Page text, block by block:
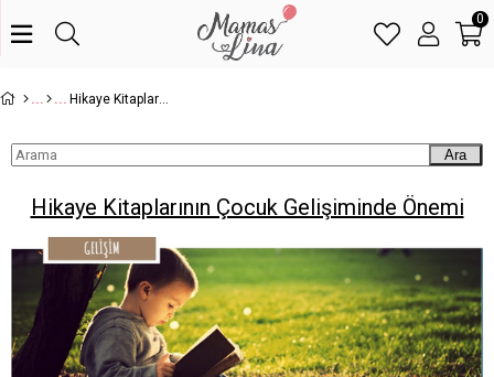
0
Hikaye Kitaplarının Çocuk Gelişiminde Önemi
Ara
Hikaye Kitaplarının Çocuk Gelişiminde Önemi